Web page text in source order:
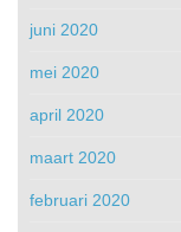
juni 2020
mei 2020
april 2020
maart 2020
februari 2020